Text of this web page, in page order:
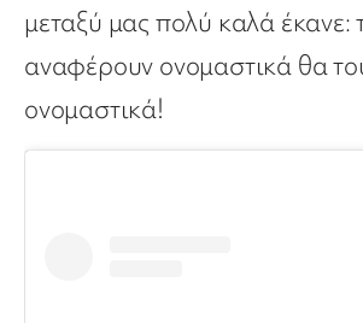
μεταξύ μας πολύ καλά έκανε:
αναφέρουν ονομαστικά θα
ονομαστικά!